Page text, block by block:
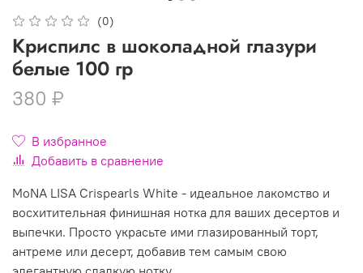
(0)
Криспилс в шоколадной глазури
белые 100 гр
380 ₽
В избранное
Добавить в сравнение
MoNA LISA Crispearls White - идеальное лакомство и
восхитительная финишная нотка для ваших десертов и
выпечки. Просто украсьте ими глазированный торт,
антреме или десерт, добавив тем самым свою